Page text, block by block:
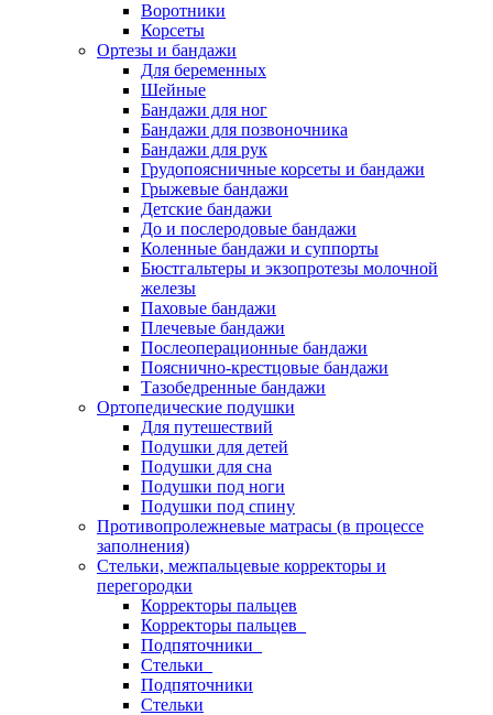
Воротники
Корсеты
Ортезы и бандажи
Для беременных
Шейные
Бандажи для ног
Бандажи для позвоночника
Бандажи для рук
Грудопоясничные корсеты и бандажи
Грыжевые бандажи
Детские бандажи
До и послеродовые бандажи
Коленные бандажи и суппорты
Бюстгальтеры и экзопротезы молочной
железы
Паховые бандажи
Плечевые бандажи
Послеоперационные бандажи
Пояснично-крестцовые бандажи
Тазобедренные бандажи
Ортопедические подушки
Для путешествий
Подушки для детей
Подушки для сна
Подушки под ноги
Подушки под спину
Противопролежневые матрасы (в процессе
заполнения)
Стельки, межпальцевые корректоры и
перегородки
Корректоры пальцев
Корректоры пальцев_
Подпяточники_
Стельки_
Подпяточники
Стельки